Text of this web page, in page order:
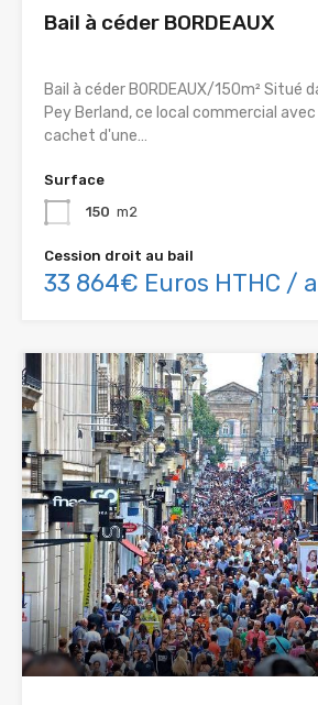
Bail à céder BORDEAUX
Bail à céder BORDEAUX/150m² Situé
Pey Berland, ce local commercial
cachet d'une…
Surface
150 m2
Cession droit au bail
33 864€ Euros HTHC /